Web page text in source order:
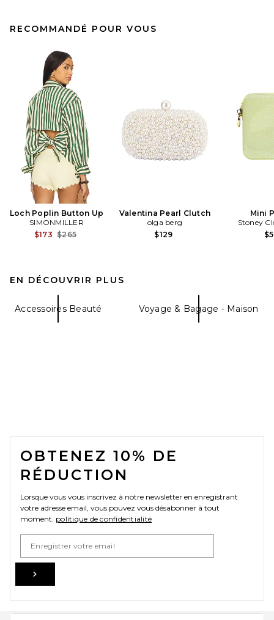
RECOMMANDÉ POUR VOUS
Loch Poplin Button Up
SIMONMILLER
$173 Previous price:
$265
Valentina Pearl Clutch
olga berg
$129
Mini
Stoney
EN DÉCOUVRIR PLUS
Accessoires Beauté Voyage & Bagage - Maison
FOOTER
OBTENEZ 10% DE
RÉDUCTION
Lorsque vous vous inscrivez à notre newsletter en enregistrant
votre adresse email, vous pouvez vous désabonner à tout
moment. politique de confidentialité